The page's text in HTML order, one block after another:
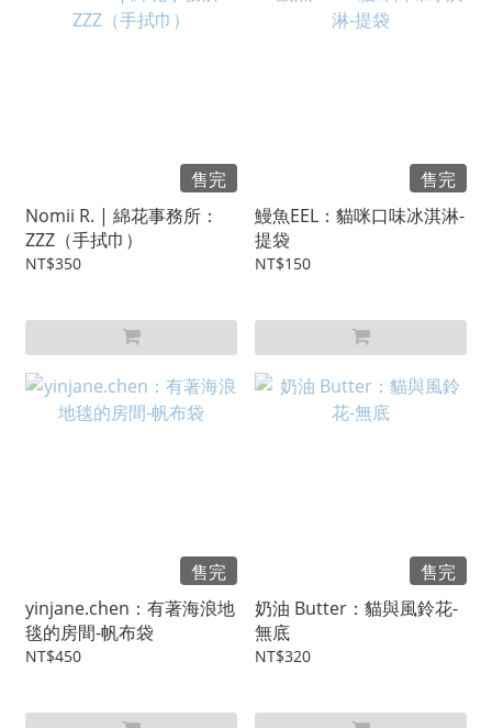
售完
Nomii R. | 綿花事務所：
ZZZ（手拭巾）
NT$350
售完
鰻魚EEL：貓咪口味冰淇淋-
提袋
NT$150
售完
yinjane.chen：有著海浪地
毯的房間-帆布袋
NT$450
售完
奶油 Butter：貓與風鈴花-
無底
NT$320